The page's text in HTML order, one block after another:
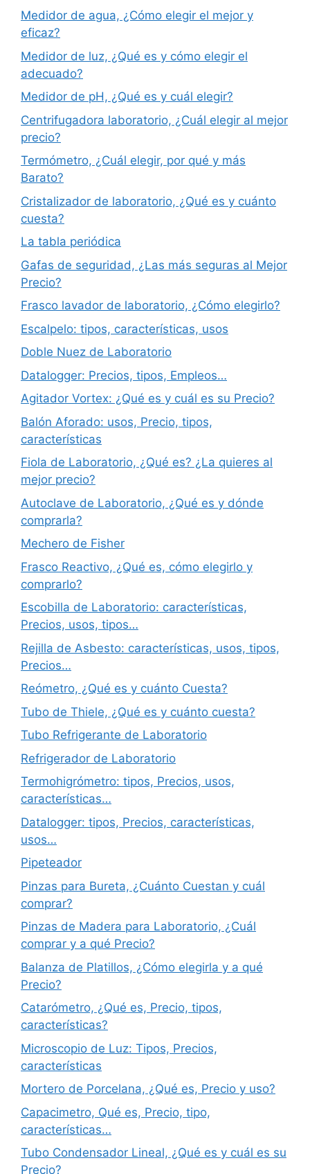
Medidor de agua, ¿Cómo elegir el mejor y
eficaz?
Medidor de luz, ¿Qué es y cómo elegir el
adecuado?
Medidor de pH, ¿Qué es y cuál elegir?
Centrifugadora laboratorio, ¿Cuál elegir al mejor
precio?
Termómetro, ¿Cuál elegir, por qué y más
Barato?
Cristalizador de laboratorio, ¿Qué es y cuánto
cuesta?
La tabla periódica
Gafas de seguridad, ¿Las más seguras al Mejor
Precio?
Frasco lavador de laboratorio, ¿Cómo elegirlo?
Escalpelo: tipos, características, usos
Doble Nuez de Laboratorio
Datalogger: Precios, tipos, Empleos…
Agitador Vortex: ¿Qué es y cuál es su Precio?
Balón Aforado: usos, Precio, tipos,
características
Fiola de Laboratorio, ¿Qué es? ¿La quieres al
mejor precio?
Autoclave de Laboratorio, ¿Qué es y dónde
comprarla?
Mechero de Fisher
Frasco Reactivo, ¿Qué es, cómo elegirlo y
comprarlo?
Escobilla de Laboratorio: características,
Precios, usos, tipos…
Rejilla de Asbesto: características, usos, tipos,
Precios…
Reómetro, ¿Qué es y cuánto Cuesta?
Tubo de Thiele, ¿Qué es y cuánto cuesta?
Tubo Refrigerante de Laboratorio
Refrigerador de Laboratorio
Termohigrómetro: tipos, Precios, usos,
características…
Datalogger: tipos, Precios, características,
usos…
Pipeteador
Pinzas para Bureta, ¿Cuánto Cuestan y cuál
comprar?
Pinzas de Madera para Laboratorio, ¿Cuál
comprar y a qué Precio?
Balanza de Platillos, ¿Cómo elegirla y a qué
Precio?
Catarómetro, ¿Qué es, Precio, tipos,
características?
Microscopio de Luz: Tipos, Precios,
características
Mortero de Porcelana, ¿Qué es, Precio y uso?
Capacimetro, Qué es, Precio, tipo,
características…
Tubo Condensador Lineal, ¿Qué es y cuál es su
Precio?